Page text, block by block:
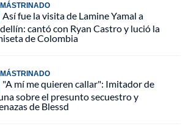
Así fue la visita de Lamine Yamal a
cantó con Ryan Castro y lució la
de Colombia
"A mí me quieren callar": Imitador de
sobre el presunto secuestro y
de Blessd